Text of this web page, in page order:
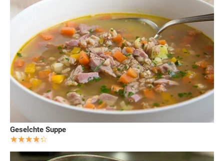
Geselchte Suppe